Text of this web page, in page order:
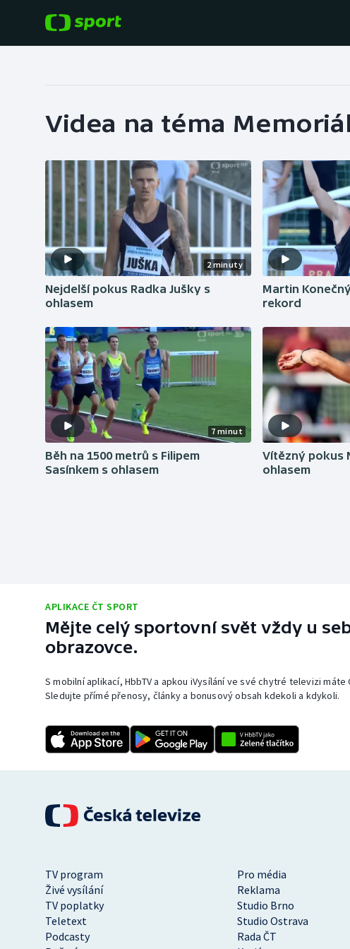
Atletika
Cyklistika
Basketbal
Biatlon
Boby a skeleton
Videa na téma
2 minuty
Nejdelší pokus Radka Jušky s
ohlasem
Martin
rekord
7 minut
Běh na 1500 metrů s Filipem
Sasínkem s ohlasem
Vítězný pokus
ohlasem
APLIKACE ČT SPORT
Mějte celý sportovní svět vždy u
obrazovce.
S mobilní aplikací, HbbTV a apkou iVysílání ve své chytré televizi
Sledujte přímé přenosy, články a bonusový obsah kdekoli a kdykoli.
TV program
Pro média
Živé vysílání
Reklama
TV poplatky
Studio Brno
Teletext
Studio Ostrava
Podcasty
Rada ČT